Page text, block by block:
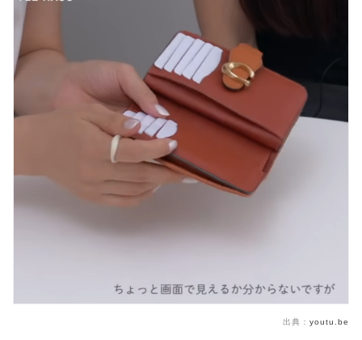
出典： youtu.be